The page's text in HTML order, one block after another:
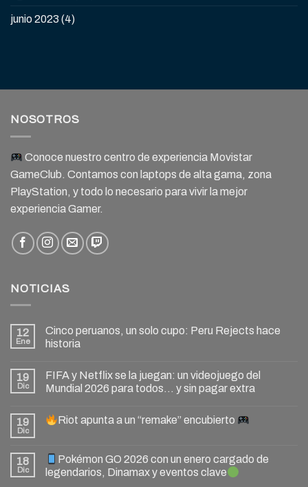
junio 2023 (4)
NOSOTROS
Conoce nuestro centro de experiencia Movistar
GameClub. Contamos con laptops de alta gama, zona
PlayStation, y todo lo necesario para vivir la mejor
experiencia Gamer.
NOTICIAS
12
Ene
Cinco peruanos, un solo cupo: Peru Rejects hace
historia
19
Dic
FIFA y Netflix se la juegan: un videojuego del
Mundial 2026 para todos… y sin pagar extra
19
Dic
Riot apunta a un “remake” encubierto
18
Dic
Pokémon GO 2026 con un enero cargado de
legendarios, Dinamax y eventos clave